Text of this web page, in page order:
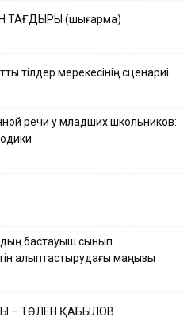
ТАҒДЫРЫ (шығарма)
тілдер мерекесінің сценариі
речи у младших школьников:
бастауыш сынып
қалыптастырудағы маңызы
– ТӨЛЕН ҚАБЫЛОВ